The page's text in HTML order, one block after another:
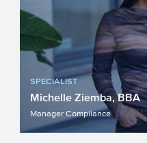
SPECIALIST
Michelle Ziemba, BBA
Manager Compliance